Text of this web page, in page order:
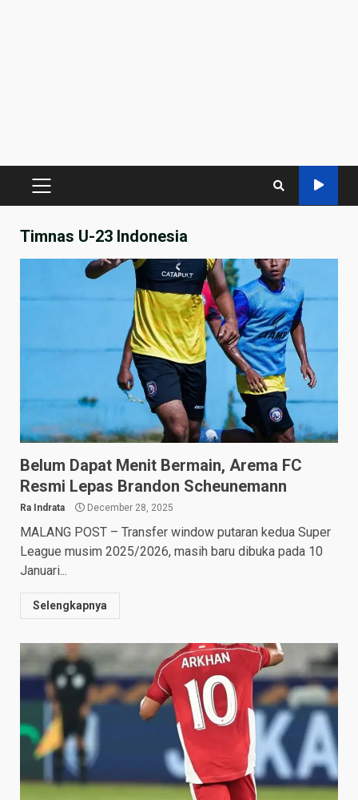
PRIMARY
Timnas U-23 Indonesia
Belum Dapat Menit Bermain, Arema FC
Resmi Lepas Brandon Scheunemann
Ra Indrata December 28, 2025
MALANG POST – Transfer window putaran kedua Super
League musim 2025/2026, masih baru dibuka pada 10
Januari...
Selengkapnya